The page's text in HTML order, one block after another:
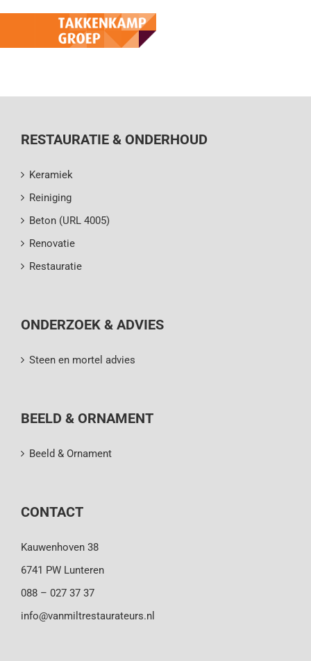
RESTAURATIE & ONDERHOUD
Keramiek
Reiniging
Beton (URL 4005)
Renovatie
Restauratie
ONDERZOEK & ADVIES
Steen en mortel advies
BEELD & ORNAMENT
Beeld & Ornament
CONTACT
Kauwenhoven 38
6741 PW Lunteren
088 – 027 37 37
info@vanmiltrestaurateurs.nl